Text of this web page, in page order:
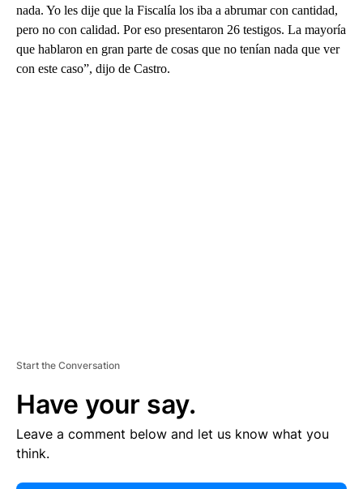
nada. Yo les dije que la Fiscalía los iba a abrumar con cantidad,
pero no con calidad. Por eso presentaron 26 testigos. La mayoría
que hablaron en gran parte de cosas que no tenían nada que ver
con este caso”, dijo de Castro.
Start the Conversation
Have your say.
Leave a comment below and let us know what you
think.